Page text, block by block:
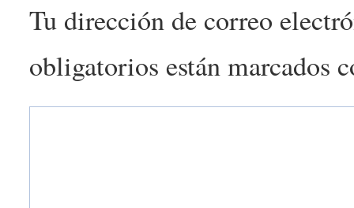
Tu dirección de correo
obligatorios están marcados